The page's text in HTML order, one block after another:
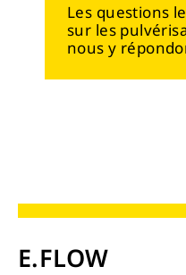
Les questions
sur les
nous y
E.FLOW